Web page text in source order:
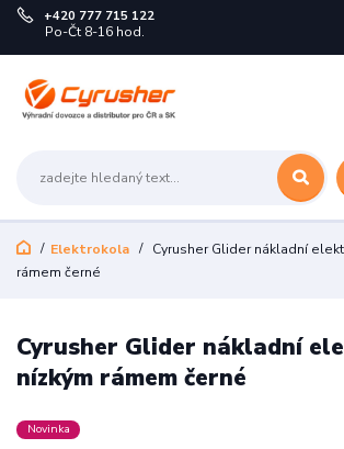
+420 777 715 122
Po-Čt 8-16 hod.
Elektrokola
Cyrusher Glider nákladní
rámem černé
Cyrusher Glider nákladní
nízkým rámem černé
Novinka